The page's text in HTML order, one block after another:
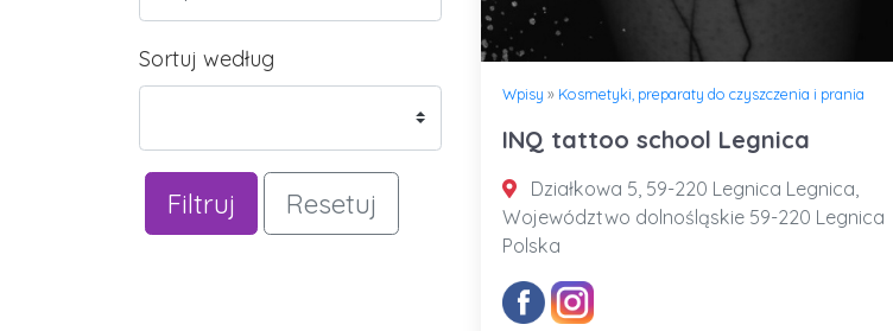
Sortuj według
Filtruj Resetuj
Wpisy » Kosmetyki, preparaty do czyszczenia i prania
INQ tattoo school Legnica
Działkowa 5, 59-220 Legnica Legnica,
Województwo dolnośląskie 59-220 Legnica
Polska